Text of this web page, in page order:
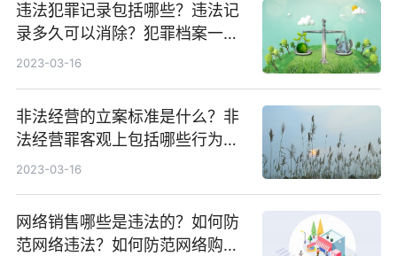
违法犯罪记录包括哪些？违法记
录多久可以消除？犯罪档案一般
存放在哪里？
2023-03-16
非法经营的立案标准是什么？非
法经营罪客观上包括哪些行为方
式？
2023-03-16
网络销售哪些是违法的？如何防
范网络违法？如何防范网络购物